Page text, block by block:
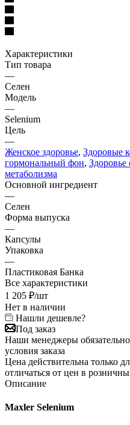
Характеристики
Тип товара
—
Селен
Модель
—
Selenium
Цель
—
Женское здоровье, Здоровые
гормональный фон, Здоровье
метаболизма
Основной ингредиент
—
Селен
Форма выпуска
—
Капсулы
Упаковка
—
Пластиковая Банка
Все характеристики
1 205 ₽/шт
Нет в наличии
Нашли дешевле?
Под заказ
Наши менеджеры
условия заказа
Цена действительна только
отличаться от цен в
Описание
Maxler Selenium